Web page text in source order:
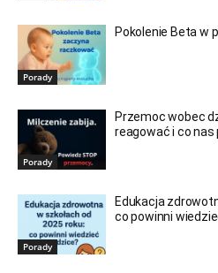
Porady
Pokolenie Beta w
Porady
Przemoc wobec
reagować i co
Porady
Edukacja
co powinni